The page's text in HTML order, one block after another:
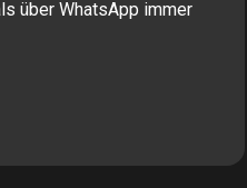
über WhatsApp immer